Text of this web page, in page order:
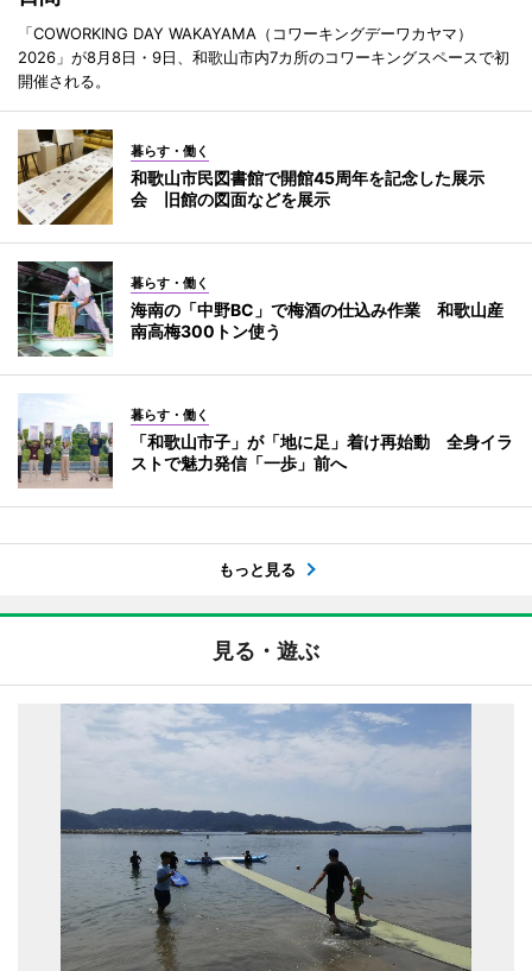
「COWORKING DAY WAKAYAMA（コワーキングデーワカヤマ）
2026」が8月8日・9日、和歌山市内7カ所のコワーキングスペースで初
開催される。
暮らす・働く
和歌山市民図書館で開館45周年を記念した展示
会 旧館の図面などを展示
暮らす・働く
海南の「中野BC」で梅酒の仕込み作業 和歌山産
南高梅300トン使う
暮らす・働く
「和歌山市子」が「地に足」着け再始動 全身イラ
ストで魅力発信「一歩」前へ
もっと見る
見る・遊ぶ